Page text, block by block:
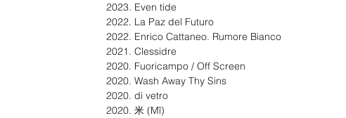
2023. Even tide
2022. La Paz del Futuro
2022. Enrico Cattaneo. Rumore Bianco
2021. Clessidre
2020. Fuoricampo / Off Screen
2020. Wash Away Thy Sins
2020. di vetro
2020. 米 (Mî)